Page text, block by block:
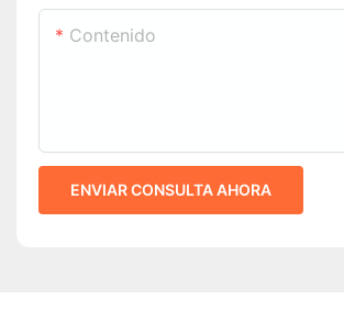
Contenido
ENVIAR CONSULTA AHORA